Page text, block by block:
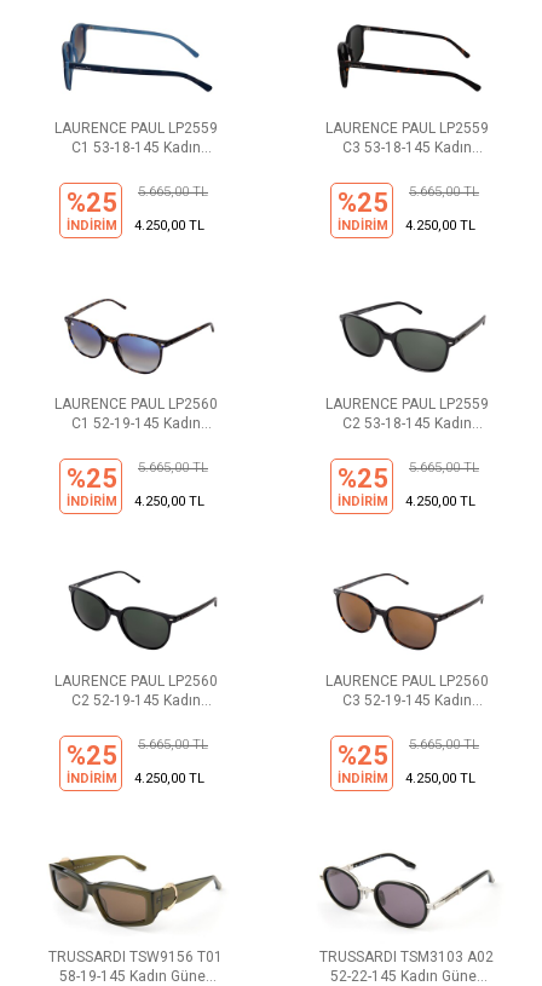
LAURENCE PAUL LP2559
C1 53-18-145 Kadın
%25
İNDİRİM
5.665,00 TL
4.250,00 TL
LAURENCE PAUL LP2559
C3 53-18-145 Kadın
%25
İNDİRİM
5.665,00 TL
4.250,00 TL
LAURENCE PAUL LP2560
C1 52-19-145 Kadın
%25
İNDİRİM
5.665,00 TL
4.250,00 TL
LAURENCE PAUL LP2559
C2 53-18-145 Kadın
%25
İNDİRİM
5.665,00 TL
4.250,00 TL
LAURENCE PAUL LP2560
C2 52-19-145 Kadın
%25
İNDİRİM
5.665,00 TL
4.250,00 TL
LAURENCE PAUL LP2560
C3 52-19-145 Kadın
%25
İNDİRİM
5.665,00 TL
4.250,00 TL
TRUSSARDI TSW9156 T01
58-19-145 Kadın Güneş
TRUSSARDI TSM3103 A02
52-22-145 Kadın Güneş